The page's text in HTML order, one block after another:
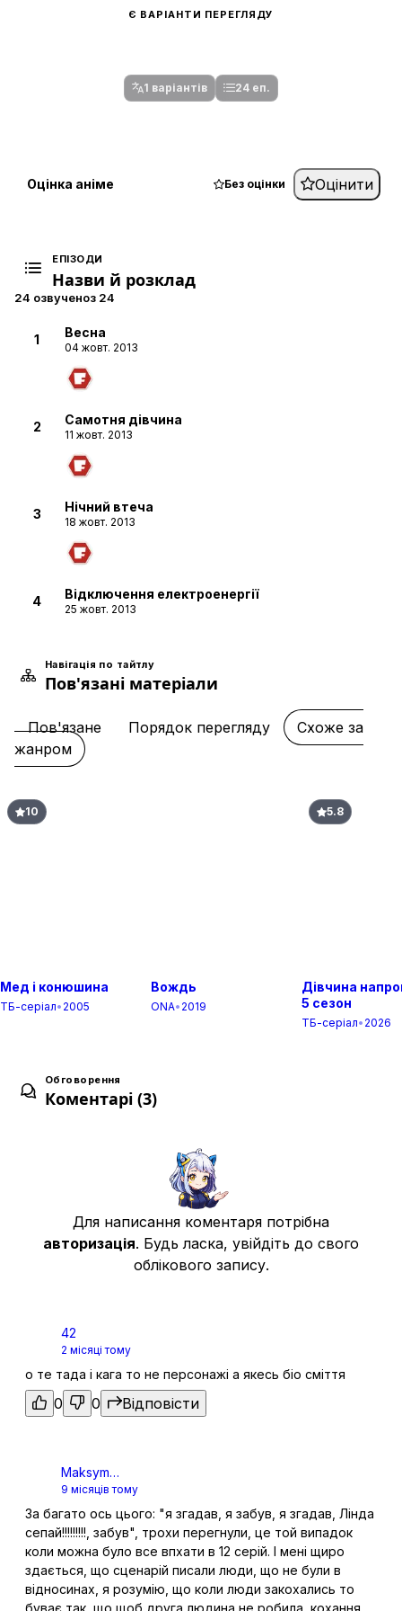
Є ВАРІАНТИ ПЕРЕГЛЯДУ
1 варіантів 24 еп.
Оцінка аніме Без оцінки Оцінити
ЕПІЗОДИ
Назви й розклад
24 озвученоз 24
1 Весна
04 жовт. 2013
2 Самотня дівчина
11 жовт. 2013
3 Нічний втеча
18 жовт. 2013
4 Відключення електроенергії
25 жовт. 2013
Тіло і душа
Так, ні
Вечірка Проблем
13 груд. 2013
Літо прийшло
10 січ. 2014
Ladies Talk
17 січ. 2014
15 Пляж Аварії
24 січ. 2014
Навігація по тайтлу
Пов'язані матеріали
Пов'язане Порядок перегляду
Схоже за
жанром
10
Мед і конюшина
ТБ-серіал• 2005
Вождь
ONA• 2019
5.8
Дівчина
5 сезон
ТБ-серіал• 2026
Обговорення
Коментарі (3)
Для написання коментаря потрібна
авторизація. Будь ласка, увійдіть до свого
облікового запису.
42
2 місяці тому
о те тада і кага то не персонажі а якесь біо сміття
0 0 Відповісти
Maksym
Pidperygora
9 місяців тому
За багато ось цього: "я згадав, я забув, я згадав, Лінда
сепай!!!!!!!!!, забув", трохи перегнули, це той випадок
коли можна було все впхати в 12 серій. І мені щиро
здається, що сценарій писали люди, що не були в
відносинах, я розумію, що коли люди закохались то
буває так, що щоб друга людина не робила, кохання